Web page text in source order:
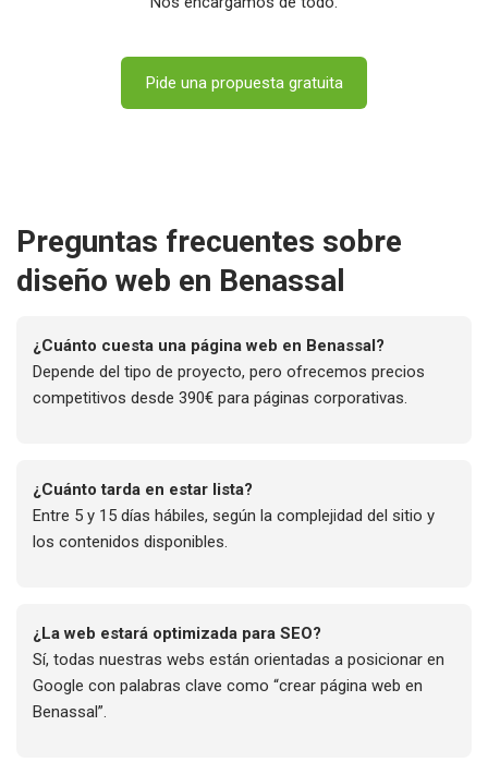
Pide una propuesta gratuita
Preguntas frecuentes sobre
diseño web en Benassal
¿Cuánto cuesta una página web en Benassal?
Depende del tipo de proyecto, pero ofrecemos precios
competitivos desde 390€ para páginas corporativas.
¿Cuánto tarda en estar lista?
Entre 5 y 15 días hábiles, según la complejidad del sitio y
los contenidos disponibles.
¿La web estará optimizada para SEO?
Sí, todas nuestras webs están orientadas a posicionar en
Google con palabras clave como “crear página web en
Benassal”.